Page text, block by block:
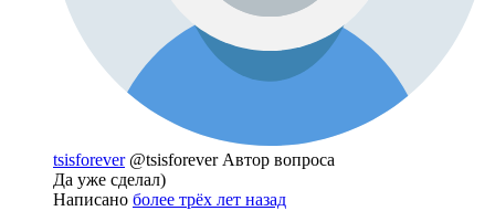
tsisforever @tsisforever Автор вопроса
Да уже сделал)
Написано более трёх лет назад